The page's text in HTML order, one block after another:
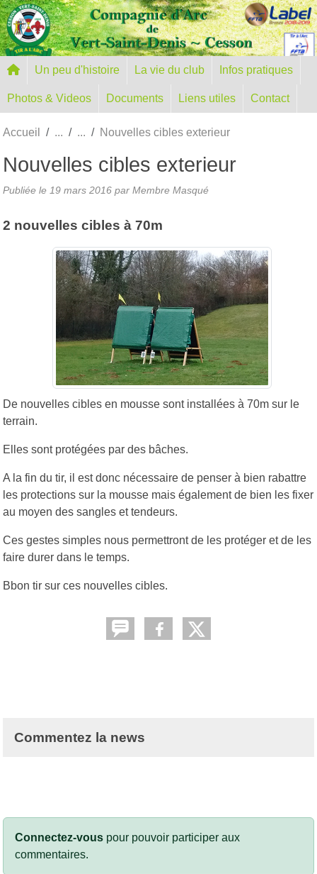
Un peu d'histoire La vie du club Infos pratiques
Photos & Videos Documents Liens utiles Contact
Accueil Nouvelles cibles exterieur
Nouvelles cibles exterieur
Publiée le 19 mars 2016 par Membre Masqué
2 nouvelles cibles à 70m
De nouvelles cibles en mousse sont installées à 70m sur le
terrain.
Elles sont protégées par des bâches.
A la fin du tir, il est donc nécessaire de penser à bien rabattre
les protections sur la mousse mais également de bien les fixer
au moyen des sangles et tendeurs.
Ces gestes simples nous permettront de les protéger et de les
faire durer dans le temps.
Bbon tir sur ces nouvelles cibles.
Commentez la news
Connectez-vous pour pouvoir participer aux
commentaires.
Panneau de gestion des cookies